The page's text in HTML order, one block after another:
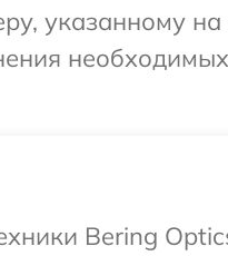
указанному на
Bering